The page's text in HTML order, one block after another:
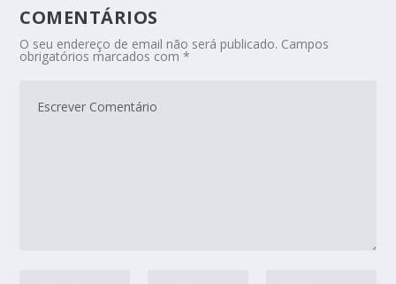
COMENTÁRIOS
O seu endereço de email não será publicado. Campos
obrigatórios marcados com*